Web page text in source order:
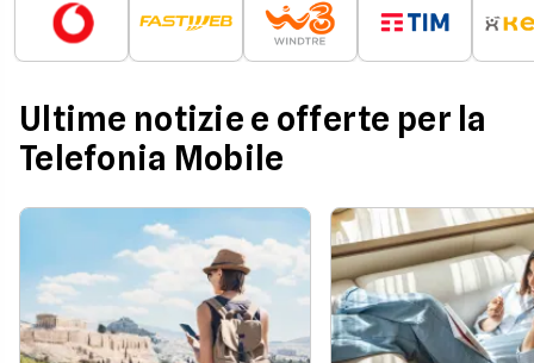
Ultime notizie e offerte per la
Telefonia Mobile